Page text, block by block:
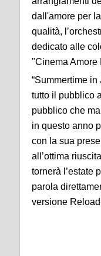
dall'amore per
qualità,
dedicato alle
"Cinema Amore
“Summertime
tutto il pubblico
pubblico che
in questo anno
con la sua
all’ottima
tornerà l’estate
parola
versione